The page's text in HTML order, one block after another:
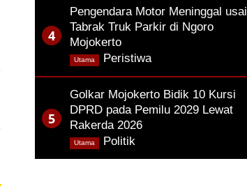
Pengendara Motor Meninggal usai
Tabrak Truk Parkir di Ngoro
Mojokerto
Peristiwa,
Utama
Golkar Mojokerto Bidik 10 Kursi
DPRD pada Pemilu 2029 Lewat
Rakerda 2026
Politik
Utama